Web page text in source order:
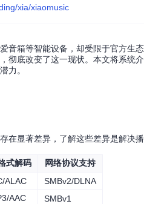
xia/xiaomusic
音箱等智能设备，却受限于官方生
彻底改变了这一现状。本文将系统
力。
在显著差异，了解这些差异是解决
式解码
网络协议支持
ALAC
SMBv2/DLNA
AAC
SMBv1